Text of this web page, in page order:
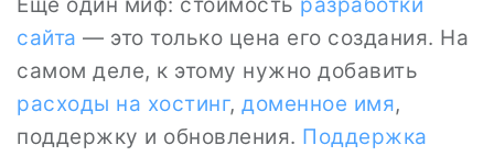
сайта — это только цена его создания. На
самом деле, к этому нужно добавить
расходы на хостинг, доменное имя,
поддержку и обновления. Поддержка